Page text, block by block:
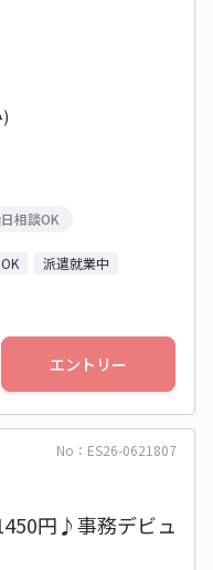
相談OK
派遣就業中
エントリー
No：ES26-0621807
円♪事務デビュ